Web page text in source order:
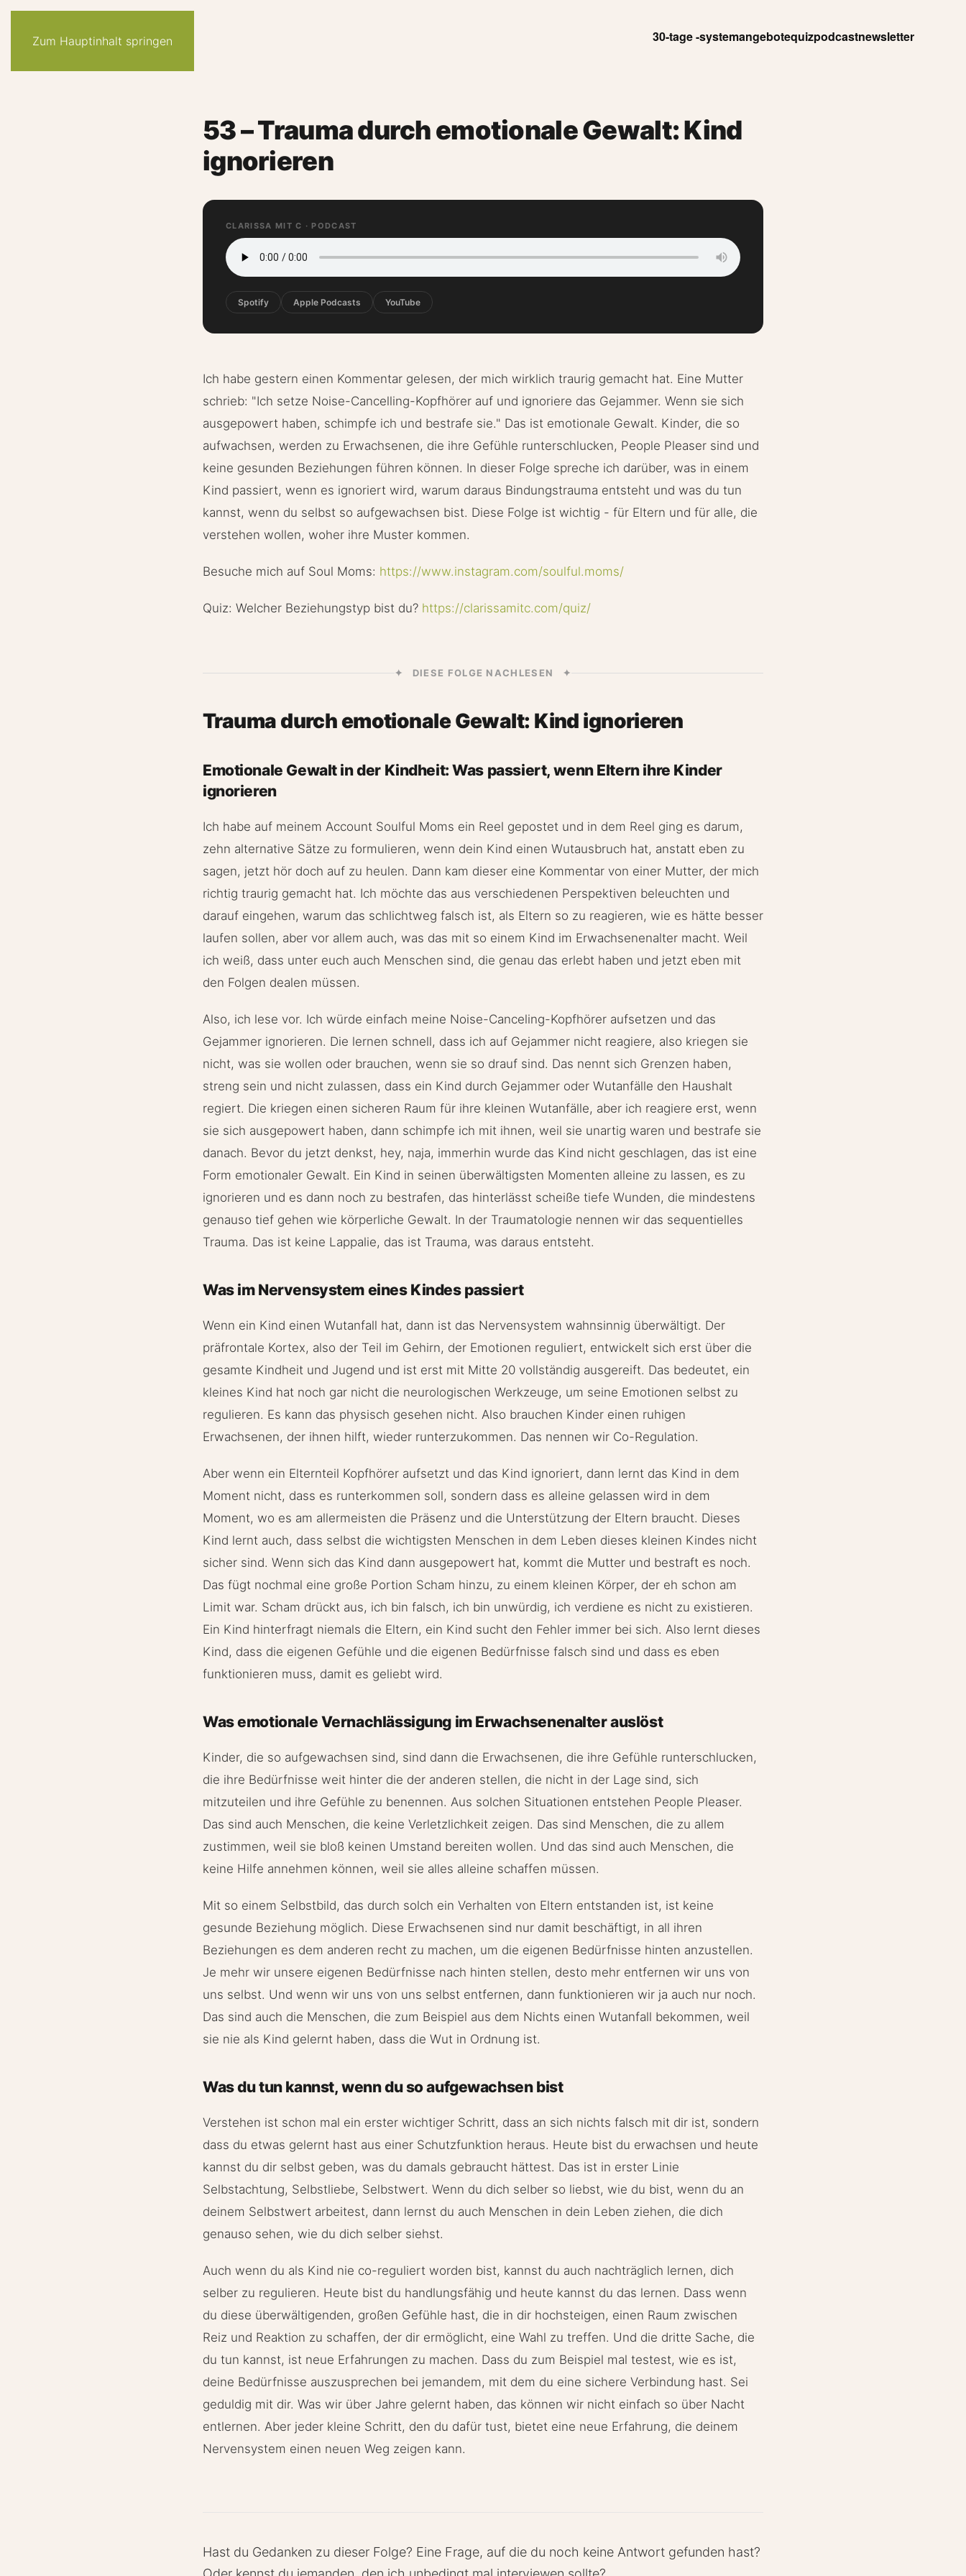
Zum Hauptinhalt springen 30-tage -systemangebotequizpodcastnewsletter
53 – Trauma durch emotionale Gewalt: Kind
ignorieren
CLARISSA MIT C · PODCAST
Spotify Apple Podcasts YouTube
Ich habe gestern einen Kommentar gelesen, der mich wirklich traurig gemacht hat. Eine Mutter
schrieb: "Ich setze Noise-Cancelling-Kopfhörer auf und ignoriere das Gejammer. Wenn sie sich
ausgepowert haben, schimpfe ich und bestrafe sie." Das ist emotionale Gewalt. Kinder, die so
aufwachsen, werden zu Erwachsenen, die ihre Gefühle runterschlucken, People Pleaser sind und
keine gesunden Beziehungen führen können. In dieser Folge spreche ich darüber, was in einem
Kind passiert, wenn es ignoriert wird, warum daraus Bindungstrauma entsteht und was du tun
kannst, wenn du selbst so aufgewachsen bist. Diese Folge ist wichtig - für Eltern und für alle, die
verstehen wollen, woher ihre Muster kommen.
Besuche mich auf Soul Moms: https://www.instagram.com/soulful.moms/
Quiz: Welcher Beziehungstyp bist du? https://clarissamitc.com/quiz/
✦ DIESE FOLGE NACHLESEN ✦
Trauma durch emotionale Gewalt: Kind ignorieren
Emotionale Gewalt in der Kindheit: Was passiert, wenn Eltern ihre Kinder
ignorieren
Ich habe auf meinem Account Soulful Moms ein Reel gepostet und in dem Reel ging es darum,
zehn alternative Sätze zu formulieren, wenn dein Kind einen Wutausbruch hat, anstatt eben zu
sagen, jetzt hör doch auf zu heulen. Dann kam dieser eine Kommentar von einer Mutter, der mich
richtig traurig gemacht hat. Ich möchte das aus verschiedenen Perspektiven beleuchten und
darauf eingehen, warum das schlichtweg falsch ist, als Eltern so zu reagieren, wie es hätte besser
laufen sollen, aber vor allem auch, was das mit so einem Kind im Erwachsenenalter macht. Weil
ich weiß, dass unter euch auch Menschen sind, die genau das erlebt haben und jetzt eben mit
den Folgen dealen müssen.
Also, ich lese vor. Ich würde einfach meine Noise-Canceling-Kopfhörer aufsetzen und das
Gejammer ignorieren. Die lernen schnell, dass ich auf Gejammer nicht reagiere, also kriegen sie
nicht, was sie wollen oder brauchen, wenn sie so drauf sind. Das nennt sich Grenzen haben,
streng sein und nicht zulassen, dass ein Kind durch Gejammer oder Wutanfälle den Haushalt
regiert. Die kriegen einen sicheren Raum für ihre kleinen Wutanfälle, aber ich reagiere erst, wenn
sie sich ausgepowert haben, dann schimpfe ich mit ihnen, weil sie unartig waren und bestrafe sie
danach. Bevor du jetzt denkst, hey, naja, immerhin wurde das Kind nicht geschlagen, das ist eine
Form emotionaler Gewalt. Ein Kind in seinen überwältigsten Momenten alleine zu lassen, es zu
ignorieren und es dann noch zu bestrafen, das hinterlässt scheiße tiefe Wunden, die mindestens
genauso tief gehen wie körperliche Gewalt. In der Traumatologie nennen wir das sequentielles
Trauma. Das ist keine Lappalie, das ist Trauma, was daraus entsteht.
Was im Nervensystem eines Kindes passiert
Wenn ein Kind einen Wutanfall hat, dann ist das Nervensystem wahnsinnig überwältigt. Der
präfrontale Kortex, also der Teil im Gehirn, der Emotionen reguliert, entwickelt sich erst über die
gesamte Kindheit und Jugend und ist erst mit Mitte 20 vollständig ausgereift. Das bedeutet, ein
kleines Kind hat noch gar nicht die neurologischen Werkzeuge, um seine Emotionen selbst zu
regulieren. Es kann das physisch gesehen nicht. Also brauchen Kinder einen ruhigen
Erwachsenen, der ihnen hilft, wieder runterzukommen. Das nennen wir Co-Regulation.
Aber wenn ein Elternteil Kopfhörer aufsetzt und das Kind ignoriert, dann lernt das Kind in dem
Moment nicht, dass es runterkommen soll, sondern dass es alleine gelassen wird in dem
Moment, wo es am allermeisten die Präsenz und die Unterstützung der Eltern braucht. Dieses
Kind lernt auch, dass selbst die wichtigsten Menschen in dem Leben dieses kleinen Kindes nicht
sicher sind. Wenn sich das Kind dann ausgepowert hat, kommt die Mutter und bestraft es noch.
Das fügt nochmal eine große Portion Scham hinzu, zu einem kleinen Körper, der eh schon am
Limit war. Scham drückt aus, ich bin falsch, ich bin unwürdig, ich verdiene es nicht zu existieren.
Ein Kind hinterfragt niemals die Eltern, ein Kind sucht den Fehler immer bei sich. Also lernt dieses
Kind, dass die eigenen Gefühle und die eigenen Bedürfnisse falsch sind und dass es eben
funktionieren muss, damit es geliebt wird.
Was emotionale Vernachlässigung im Erwachsenenalter auslöst
Kinder, die so aufgewachsen sind, sind dann die Erwachsenen, die ihre Gefühle runterschlucken,
die ihre Bedürfnisse weit hinter die der anderen stellen, die nicht in der Lage sind, sich
mitzuteilen und ihre Gefühle zu benennen. Aus solchen Situationen entstehen People Pleaser.
Das sind auch Menschen, die keine Verletzlichkeit zeigen. Das sind Menschen, die zu allem
zustimmen, weil sie bloß keinen Umstand bereiten wollen. Und das sind auch Menschen, die
keine Hilfe annehmen können, weil sie alles alleine schaffen müssen.
Mit so einem Selbstbild, das durch solch ein Verhalten von Eltern entstanden ist, ist keine
gesunde Beziehung möglich. Diese Erwachsenen sind nur damit beschäftigt, in all ihren
Beziehungen es dem anderen recht zu machen, um die eigenen Bedürfnisse hinten anzustellen.
Je mehr wir unsere eigenen Bedürfnisse nach hinten stellen, desto mehr entfernen wir uns von
uns selbst. Und wenn wir uns von uns selbst entfernen, dann funktionieren wir ja auch nur noch.
Das sind auch die Menschen, die zum Beispiel aus dem Nichts einen Wutanfall bekommen, weil
sie nie als Kind gelernt haben, dass die Wut in Ordnung ist.
Was du tun kannst, wenn du so aufgewachsen bist
Verstehen ist schon mal ein erster wichtiger Schritt, dass an sich nichts falsch mit dir ist, sondern
dass du etwas gelernt hast aus einer Schutzfunktion heraus. Heute bist du erwachsen und heute
kannst du dir selbst geben, was du damals gebraucht hättest. Das ist in erster Linie
Selbstachtung, Selbstliebe, Selbstwert. Wenn du dich selber so liebst, wie du bist, wenn du an
deinem Selbstwert arbeitest, dann lernst du auch Menschen in dein Leben ziehen, die dich
genauso sehen, wie du dich selber siehst.
Auch wenn du als Kind nie co-reguliert worden bist, kannst du auch nachträglich lernen, dich
selber zu regulieren. Heute bist du handlungsfähig und heute kannst du das lernen. Dass wenn
du diese überwältigenden, großen Gefühle hast, die in dir hochsteigen, einen Raum zwischen
Reiz und Reaktion zu schaffen, der dir ermöglicht, eine Wahl zu treffen. Und die dritte Sache, die
du tun kannst, ist neue Erfahrungen zu machen. Dass du zum Beispiel mal testest, wie es ist,
deine Bedürfnisse auszusprechen bei jemandem, mit dem du eine sichere Verbindung hast. Sei
geduldig mit dir. Was wir über Jahre gelernt haben, das können wir nicht einfach so über Nacht
entlernen. Aber jeder kleine Schritt, den du dafür tust, bietet eine neue Erfahrung, die deinem
Nervensystem einen neuen Weg zeigen kann.
Hast du Gedanken zu dieser Folge? Eine Frage, auf die du noch keine Antwort gefunden hast?